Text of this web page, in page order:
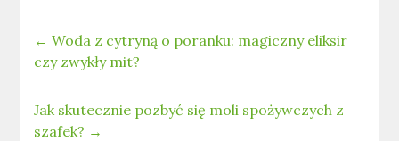
← Woda z cytryną o poranku: magiczny eliksir
czy zwykły mit?
Jak skutecznie pozbyć się moli spożywczych z
szafek? →